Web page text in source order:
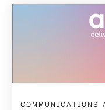
COMMUNICATIONS